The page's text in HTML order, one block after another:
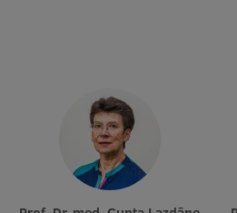
Mūžizglītība